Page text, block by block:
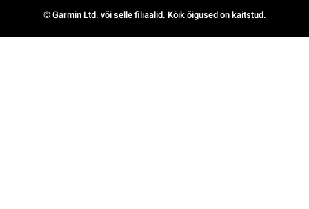
© Garmin Ltd. või selle filiaalid. Kõik õigused on kaitstud.